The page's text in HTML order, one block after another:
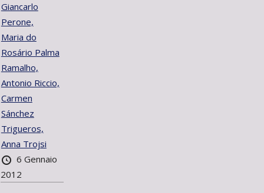
Giancarlo
Perone,
Maria do
Rosário Palma
Ramalho,
Antonio Riccio,
Carmen
Sánchez
Trigueros,
Anna Trojsi
6 Gennaio
2012